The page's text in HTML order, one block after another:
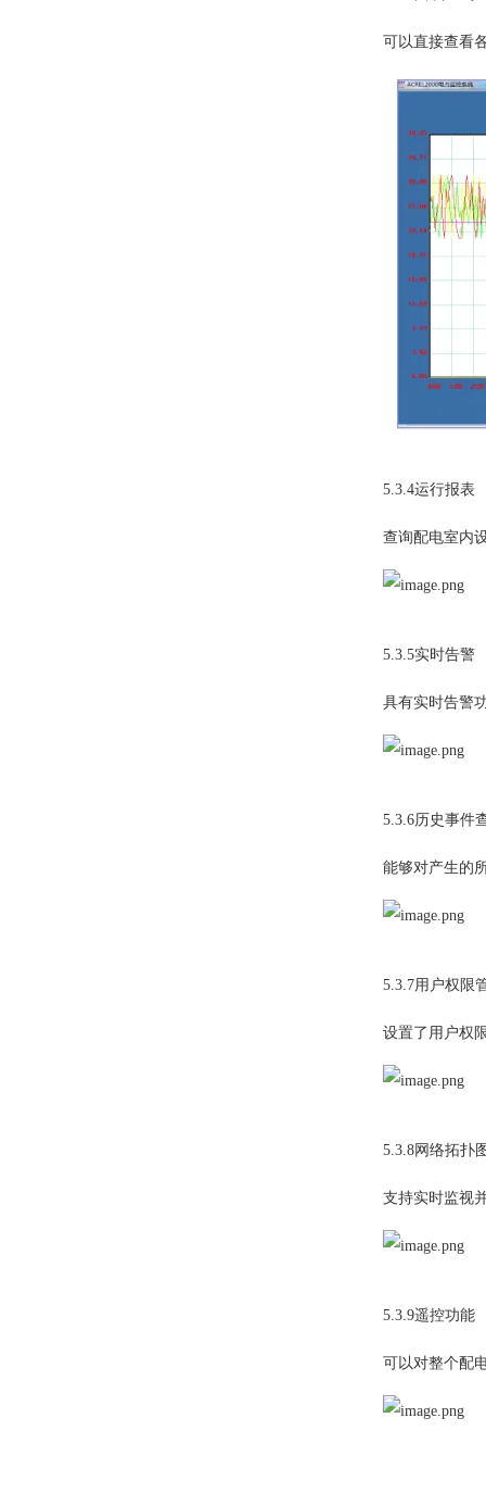
可以直接查看
5.3.4运行报表
查询配电室内
5.3.5实时告警
具有实时告警
5.3.6历史事件
能够对产生的
5.3.7用户权限
设置了用户权
5.3.8网络拓扑
支持实时监视
5.3.9遥控功能
可以对整个配